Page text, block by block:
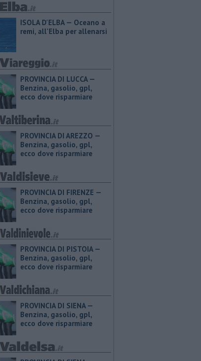
ISOLA D'ELBA — Oceano a
remi, all'Elba per allenarsi
PROVINCIA DI LUCCA — ​
Benzina, gasolio, gpl,
ecco dove risparmiare
PROVINCIA DI AREZZO — ​
Benzina, gasolio, gpl,
ecco dove risparmiare
PROVINCIA DI FIRENZE — ​
Benzina, gasolio, gpl,
ecco dove risparmiare
PROVINCIA DI PISTOIA — ​
Benzina, gasolio, gpl,
ecco dove risparmiare
PROVINCIA DI SIENA — ​
Benzina, gasolio, gpl,
ecco dove risparmiare